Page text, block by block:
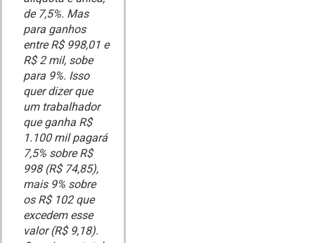
de 7,5%. Mas
para ganhos
entre R$ 998,01 e
R$ 2 mil, sobe
para 9%. Isso
quer dizer que
um trabalhador
que ganha R$
1.100 mil pagará
7,5% sobre R$
998 (R$ 74,85),
mais 9% sobre
os R$ 102 que
excedem esse
valor (R$ 9,18).